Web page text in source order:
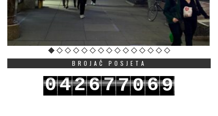
BROJAČ POSJETA
042677069